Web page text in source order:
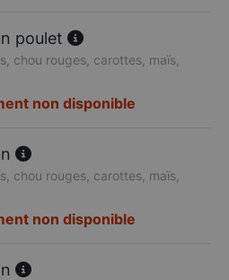
poulet
chou rouges, carottes, maïs,
non disponible
chou rouges, carottes, maïs,
non disponible